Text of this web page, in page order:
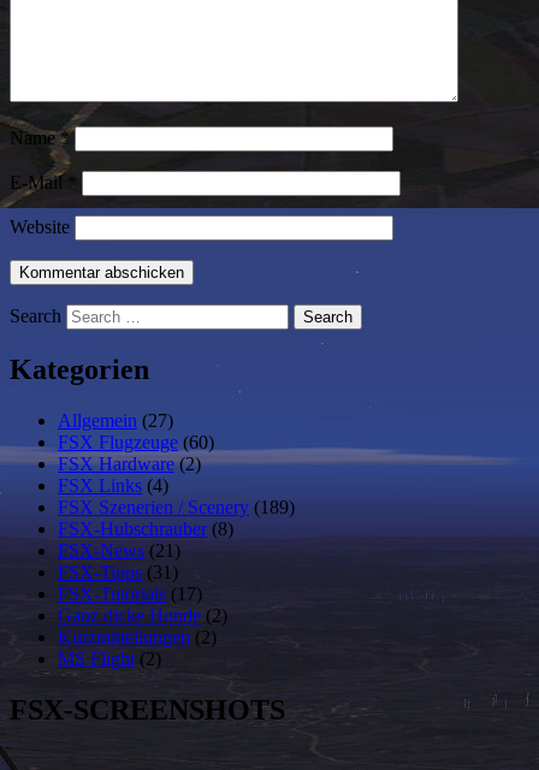
Name*
E-Mail *
Website
Search
Kategorien
Allgemein (27)
FSX Flugzeuge (60)
FSX Hardware(2)
FSX Links (4)
FSX Szenerien / Scenery (189)
FSX-Hubschrauber(8)
FSX-News (21)
FSX-Tipps (31)
FSX-Tutorials (17)
Ganz dicke Hunde (2)
Kurzmitteilungen (2)
MS Flight (2)
FSX-SCREENSHOTS